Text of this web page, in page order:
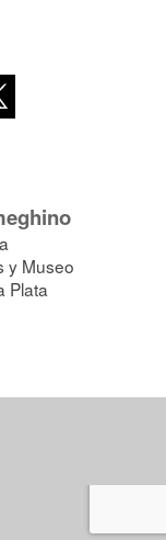
y Museo
Plata